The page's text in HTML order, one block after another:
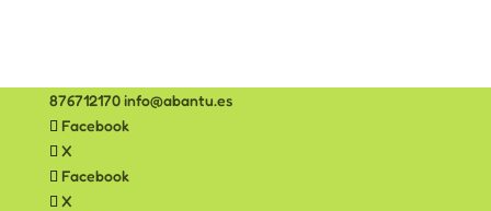
876712170info@abantu.es
Facebook
X
Facebook
X